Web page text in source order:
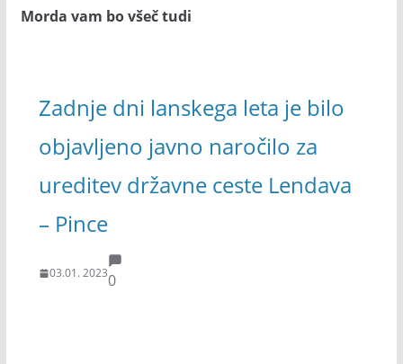
Morda vam bo všeč tudi
Zadnje dni lanskega leta je bilo
objavljeno javno naročilo za
ureditev državne ceste Lendava
– Pince
03.01. 20230